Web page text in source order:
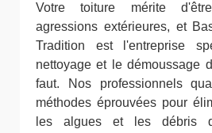
Votre toiture mérite
agressions extérieures, et
Tradition est l'entreprise
nettoyage et le démoussage
faut. Nos professionnels
méthodes éprouvées pour
les algues et les débris